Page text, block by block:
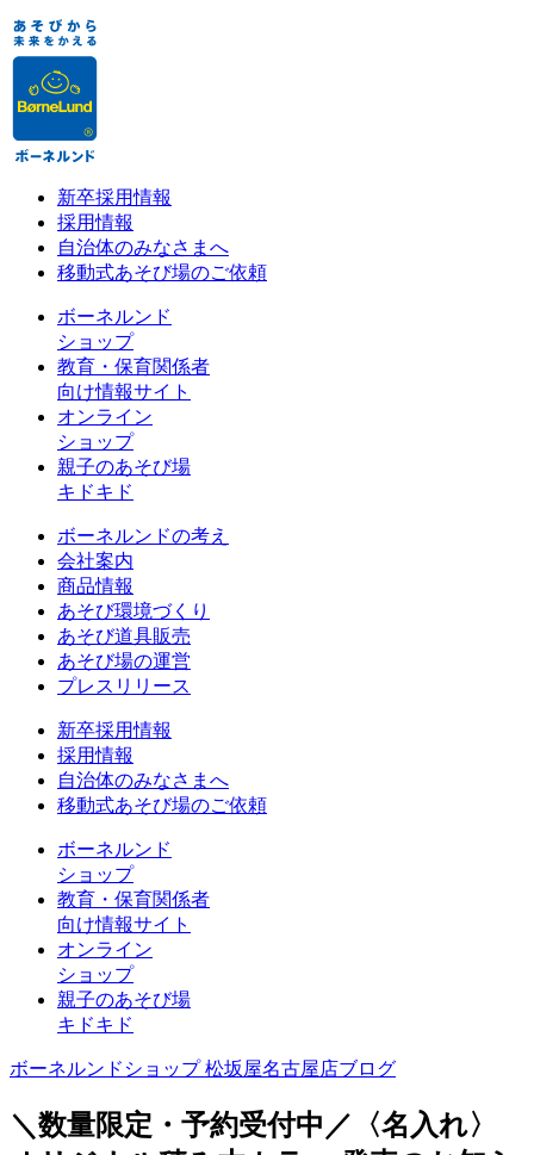
新卒採用情報
採用情報
自治体のみなさまへ
移動式あそび場のご依頼
ボーネルンド
ショップ
教育・保育関係者
向け情報サイト
オンライン
ショップ
親子のあそび場
キドキド
ボーネルンドの考え
会社案内
商品情報
あそび環境づくり
あそび道具販売
あそび場の運営
プレスリリース
新卒採用情報
採用情報
自治体のみなさまへ
移動式あそび場のご依頼
ボーネルンド
ショップ
教育・保育関係者
向け情報サイト
オンライン
ショップ
親子のあそび場
キドキド
ボーネルンドショップ 松坂屋名古屋店ブログ
＼数量限定・予約受付中／〈名入れ〉